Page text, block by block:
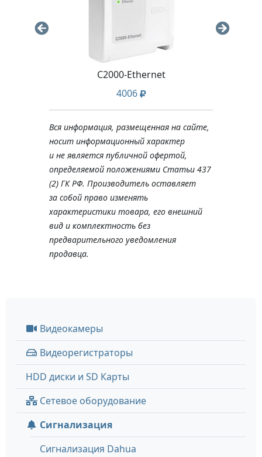
С2000-Ethernet
4006
Вся информация, размещенная на сайте,
носит информационный характер
и не является публичной офертой,
определяемой положениями Статьи 437
(2) ГК РФ. Производитель оставляет
за собой право изменять
характеристики товара, его внешний
вид и комплектность без
предварительного уведомления
продавца.
Видеокамеры
Видеорегистраторы
HDD диски и SD Карты
Сетевое оборудование
Сигнализация
Сигнализация Dahua